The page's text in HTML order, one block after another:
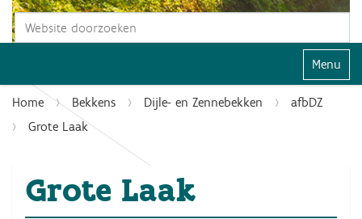
Zoek
Klap
Home Bekkens Dijle- en Zennebekken
afbDZ
Grote Laak
Grote Laak